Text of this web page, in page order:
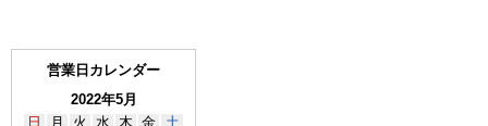
営業日カレンダー
2022年5月
日
月 火 水 木 金 土